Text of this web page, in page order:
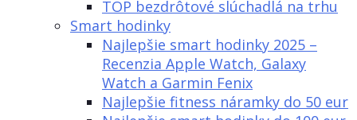
TOP bezdrôtové slúchadlá na trhu
Smart hodinky
Najlepšie smart hodinky 2025 –
Recenzia Apple Watch, Galaxy
Watch a Garmin Fenix
Najlepšie fitness náramky do 50 eur